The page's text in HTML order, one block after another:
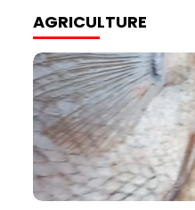
AGRICULTURE